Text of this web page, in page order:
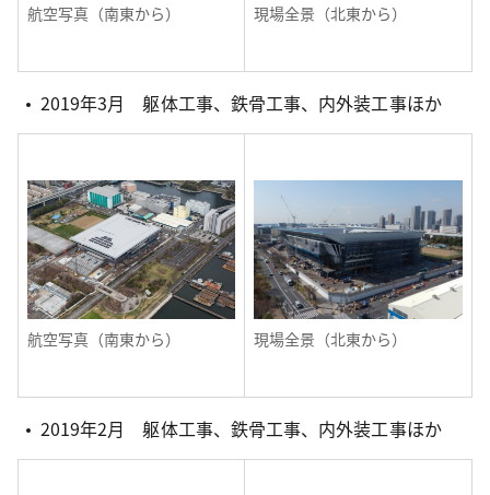
航空写真（南東から） 現場全景（北東から）
2019年3月 躯体工事、鉄骨工事、内外装工事ほか
航空写真（南東から） 現場全景（北東から）
2019年2月 躯体工事、鉄骨工事、内外装工事ほか